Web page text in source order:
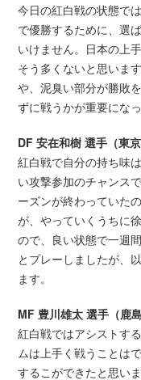
今日の紅白戦の状態で
で優勝するために、選
いけません。日本の上
そう多くないと思いま
や、泥臭い部分が勝敗
ずに戦うかが重要になっ
DF 安在和樹 選手（東
紅白戦で自分の持ち味
い攻撃参加のチャンス
ーズンが終わっていた
が、やっていくうちに
ので、良い状態で一週
とプレーしましたが、
ます。
MF 豊川雄太 選手（鹿
紅白戦ではアシストす
ムは上手く戦うことは
するこができたと思い